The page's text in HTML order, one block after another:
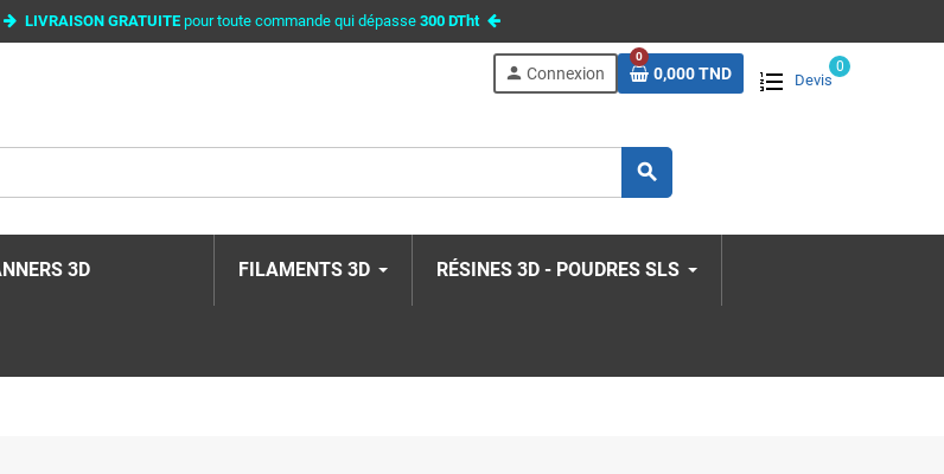
LIVRAISON GRATUITE pour toute commande qui dépasse 300 DTht
person Connexion
0
0,000 TND Devis
0
search
3D FILAMENTS 3D RÉSINES 3D - POUDRES SLS